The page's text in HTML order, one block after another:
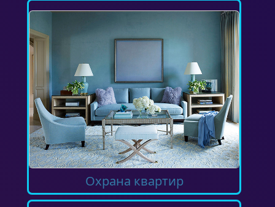
Охрана квартир